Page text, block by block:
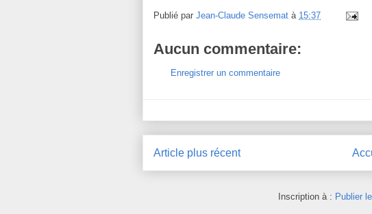
Publié par Jean-Claude Sensemat à 15:37
Aucun commentaire:
Enregistrer un commentaire
Article plus récent
Inscription à : Publier